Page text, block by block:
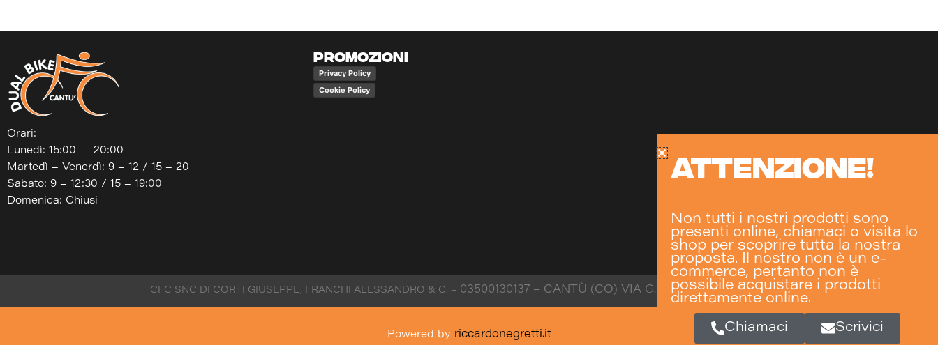
Orari:
Lunedì: 15:00 – 20:00
Martedì – Venerdì: 9 – 12 / 15 – 20
Sabato: 9 – 12:30 / 15 – 19:00
Domenica: Chiusi
PROMOZIONI
Privacy Policy
Cookie Policy
CFC SNC DI CORTI GIUSEPPE, FRANCHI ALESSANDRO & C. – 03500130137 – CANTÙ (CO) VIA G.DA CERMENATE 35/37
Powered by riccardonegretti.it
ATTENZIONE!
Non tutti i nostri prodotti sono
presenti online, chiamaci o visita lo
shop per scoprire tutta la nostra
proposta. Il nostro non è un e-
commerce, pertanto non è
possibile acquistare i prodotti
direttamente online.
Chiamaci Scrivici